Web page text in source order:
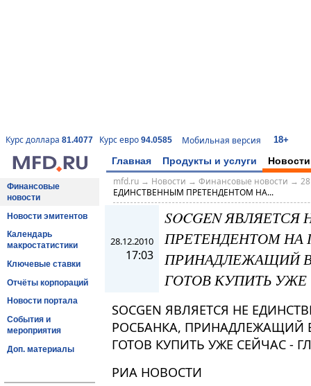
Курс доллара 81.4077 Курс евро 94.0585 Мобильная версия 18+
Главная Продукты и услуги Новости
Финансовые
новости
Новости эмитентов
Календарь
макростатистики
Ключевые ставки
Отчёты корпораций
Новости портала
События и
мероприятия
Доп. материалы
mfd.ru→ Новости → Финансовые новости →
ЕДИНСТВЕННЫМ ПРЕТЕНДЕНТОМ НА...
28.12.2010
17:03
SOCGEN
ПРЕТЕНДЕНТОМ НА
ПРИНАДЛЕЖАЩИЙ
ГОТОВ КУПИТЬ УЖЕ
SOCGEN ЯВЛЯЕТСЯ НЕ
РОСБАНКА, ПРИНАДЛЕЖАЩИЙ
ГОТОВ КУПИТЬ УЖЕ СЕЙЧАС -
РИА НОВОСТИ